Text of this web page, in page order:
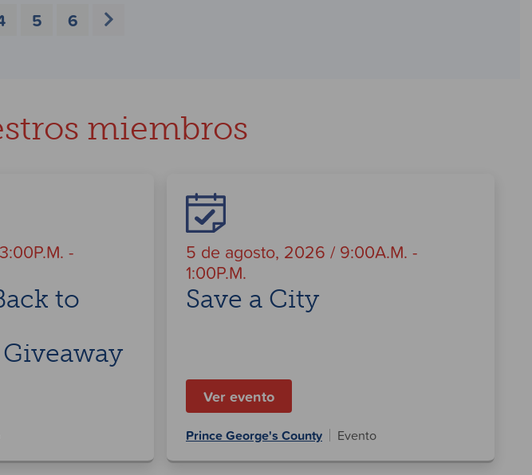
5 6
miembros
-
to
5 de agosto, 2026 / 9:00A.M. -
1:00P.M.
Save a City
Ver evento
Prince George's County Evento